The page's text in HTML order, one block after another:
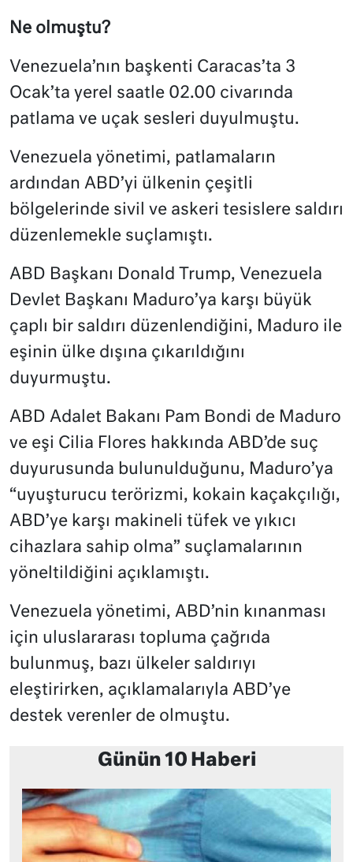
Ne olmuştu?
Venezuela’nın başkenti Caracas’ta 3
Ocak’ta yerel saatle 02.00 civarında
patlama ve uçak sesleri duyulmuştu.
Venezuela yönetimi, patlamaların
ardından ABD’yi ülkenin çeşitli
bölgelerinde sivil ve askeri tesislere saldırı
düzenlemekle suçlamıştı.
ABD Başkanı Donald Trump, Venezuela
Devlet Başkanı Maduro’ya karşı büyük
çaplı bir saldırı düzenlendiğini, Maduro ile
eşinin ülke dışına çıkarıldığını
duyurmuştu.
ABD Adalet Bakanı Pam Bondi de Maduro
ve eşi Cilia Flores hakkında ABD’de suç
duyurusunda bulunulduğunu, Maduro’ya
“uyuşturucu terörizmi, kokain kaçakçılığı,
ABD’ye karşı makineli tüfek ve yıkıcı
cihazlara sahip olma” suçlamalarının
yöneltildiğini açıklamıştı.
Venezuela yönetimi, ABD’nin kınanması
için uluslararası topluma çağrıda
bulunmuş, bazı ülkeler saldırıyı
eleştirirken, açıklamalarıyla ABD’ye
destek verenler de olmuştu.
Günün 10 Haberi